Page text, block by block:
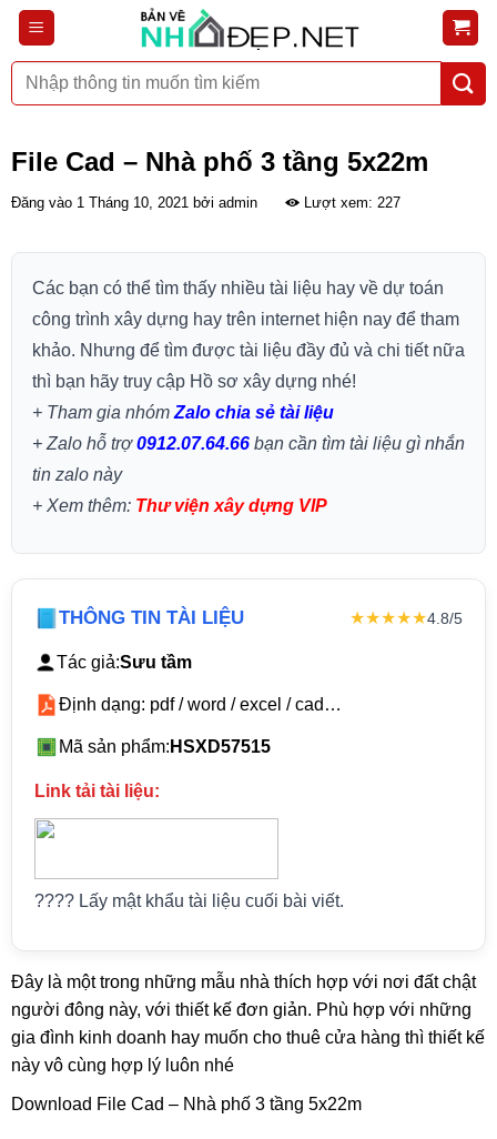
Bỏ
qua
nộiTìm
kiếm:
File Cad – Nhà phố 3 tầng 5x22m
Đăng vào 1 Tháng 10, 2021 bởi admin Lượt xem: 227
Các bạn có thể tìm thấy nhiều tài liệu hay về dự toán
công trình xây dựng hay trên internet hiện nay để tham
khảo. Nhưng để tìm được tài liệu đầy đủ và chi tiết nữa
thì bạn hãy truy cập Hồ sơ xây dựng nhé!
+ Tham gia nhóm Zalo chia sẻ tài liệu
+ Zalo hỗ trợ0912.07.64.66bạn cần tìm tài liệu gì nhắn
tin zalo này
+ Xem thêm: Thư viện xây dựng VIP
THÔNG TIN TÀI LIỆU ★★★★★4.8/5
Tác giả:Sưu tầm
Định dạng: pdf / word / excel / cad…
Mã sản phẩm: HSXD57515
Link tải tài liệu:
???? Lấy mật khẩu tài liệu cuối bài viết.
Đây là một trong những mẫu nhà thích hợp với nơi đất chật
người đông này, với thiết kế đơn giản. Phù hợp với những
gia đình kinh doanh hay muốn cho thuê cửa hàng thì thiết kế
này vô cùng hợp lý luôn nhé
Download File Cad – Nhà phố 3 tầng 5x22m